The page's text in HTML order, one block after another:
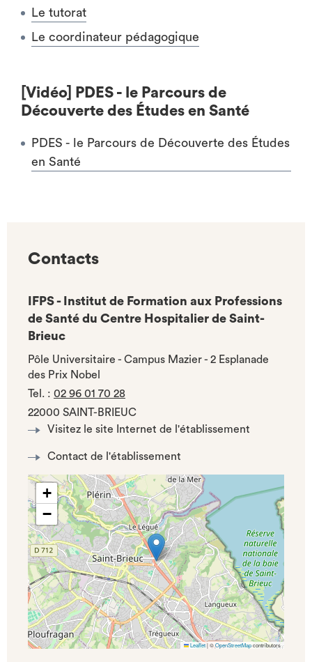
Le tutorat
Le coordinateur pédagogique
[Vidéo] PDES - le Parcours de
Découverte des Études en Santé
PDES - le Parcours de Découverte des Études
en Santé
Contacts
IFPS - Institut de Formation aux Professions
de Santé du Centre Hospitalier de Saint-
Brieuc
Pôle Universitaire - Campus Mazier - 2 Esplanade
des Prix Nobel
Tel. : 02 96 01 70 28
22000 SAINT-BRIEUC
Visitez le site Internet de l'établissement
Contact de l'établissement
+
−
Leaflet|©OpenStreetMapcontributors